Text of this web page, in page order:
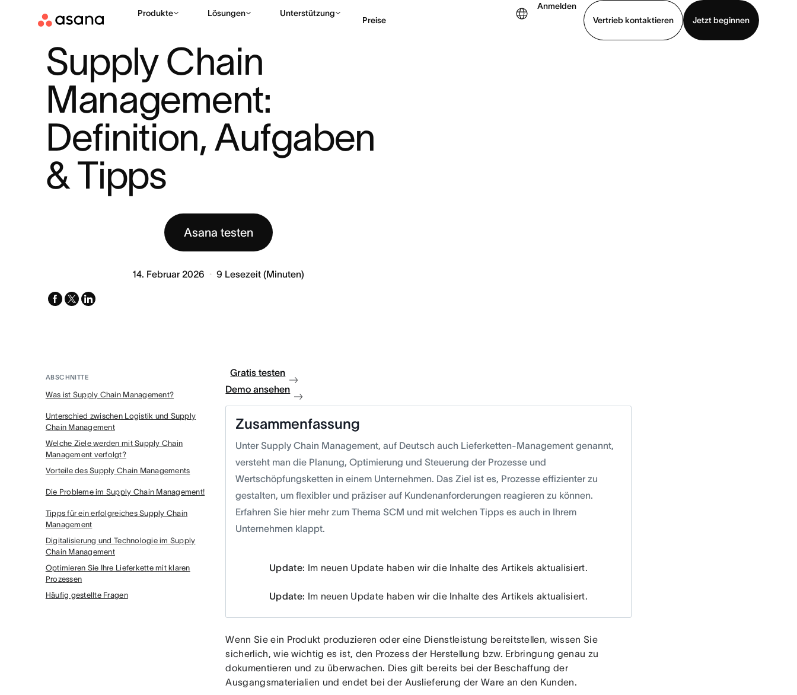
Produkte Lösungen Unterstützung
Preise
Anmelden
Vertrieb kontaktieren
Jetzt beginnen
Supply Chain
Management:
Definition, Aufgaben
& Tipps
Asana testen
14. Februar 2026 9 Lesezeit (Minuten)
facebook
x-
linkedin
ABSCHNITTE
Was ist Supply Chain Management?
Unterschied zwischen Logistik und Supply
Chain Management
Welche Ziele werden mit Supply Chain
Management verfolgt?
Vorteile des Supply Chain Managements
Die Probleme im Supply Chain Management!
Tipps für ein erfolgreiches Supply Chain
Management
Digitalisierung und Technologie im Supply
Chain Management
Optimieren Sie Ihre Lieferkette mit klaren
Prozessen
Häufig gestellte Fragen
Gratis testen
Demo ansehen
Zusammenfassung
Unter Supply Chain Management, auf Deutsch auch Lieferketten-Management genannt,
versteht man die Planung, Optimierung und Steuerung der Prozesse und
Wertschöpfungsketten in einem Unternehmen. Das Ziel ist es, Prozesse effizienter zu
gestalten, um flexibler und präziser auf Kundenanforderungen reagieren zu können.
Erfahren Sie hier mehr zum Thema SCM und mit welchen Tipps es auch in Ihrem
Unternehmen klappt.
Update: Im neuen Update haben wir die Inhalte des Artikels aktualisiert.
Update: Im neuen Update haben wir die Inhalte des Artikels aktualisiert.
Wenn Sie ein Produkt produzieren oder eine Dienstleistung bereitstellen, wissen Sie
sicherlich, wie wichtig es ist, den Prozess der Herstellung bzw. Erbringung genau zu
dokumentieren und zu überwachen. Dies gilt bereits bei der Beschaffung der
Ausgangsmaterialien und endet bei der Auslieferung der Ware an den Kunden.